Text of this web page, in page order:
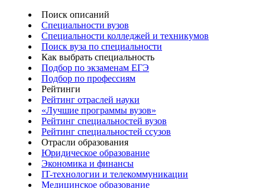
Поиск описаний
Специальности вузов
Специальности колледжей и техникумов
Поиск вуза по специальности
Как выбрать специальность
Подбор по экзаменам ЕГЭ
Подбор по профессиям
Рейтинги
Рейтинг отраслей науки
«Лучшие программы вузов»
Рейтинг специальностей вузов
Рейтинг специальностей ссузов
Отрасли образования
Юридическое образование
Экономика и финансы
IT-технологии и телекоммуникации
Медицинское образование